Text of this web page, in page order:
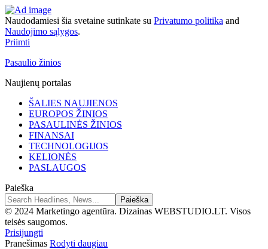
Naudodamiesi šia svetaine sutinkate su Privatumo politika and
Naudojimo sąlygos.
Priimti
Pasaulio žinios
Naujienų portalas
ŠALIES NAUJIENOS
EUROPOS ŽINIOS
PASAULINĖS ŽINIOS
FINANSAI
TECHNOLOGIJOS
KELIONĖS
PASLAUGOS
Paieška
© 2024 Marketingo agentūra. Dizainas WEBSTUDIO.LT. Visos
teisės saugomos.
Prisijungti
Pranešimas Rodyti daugiau